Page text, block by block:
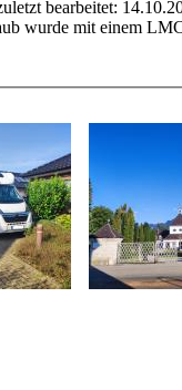
bearbeitet:
wurde mit einem